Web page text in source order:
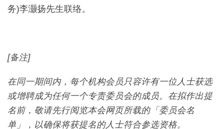
务)李灏扬先生联络。
[备注]
在同一期间内，每个机构会员只容许有一位人士获选
或增聘成为任何一个专责委员会的成员。在拟作出提
名前，敬请先行阅览本会网页所载的「委员会名
单」，以确保将获提名的人士符合参选资格。